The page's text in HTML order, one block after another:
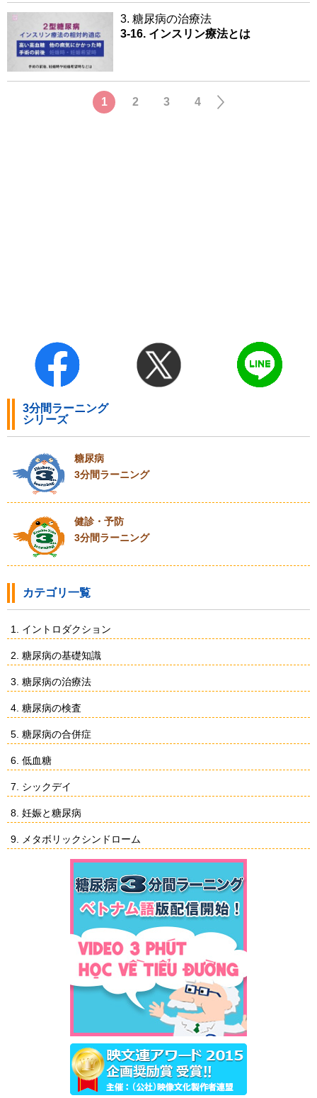
3. 糖尿病の治療法
3-16. インスリン療法とは
1 2 3 4
3分間ラーニング
シリーズ
糖尿病
3分間ラーニング
健診・予防
3分間ラーニング
カテゴリ一覧
1. イントロダクション
2. 糖尿病の基礎知識
3. 糖尿病の治療法
4. 糖尿病の検査
5. 糖尿病の合併症
6. 低血糖
7. シックデイ
8. 妊娠と糖尿病
9. メタボリックシンドローム